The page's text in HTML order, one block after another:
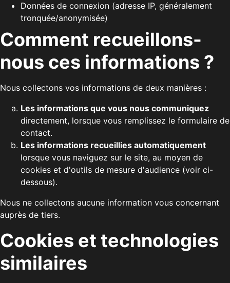
Données de connexion (adresse IP, généralement
tronquée/anonymisée)
Comment recueillons-
nous ces informations ?
Nous collectons vos informations de deux manières :
Les informations que vous nous communiquez
directement, lorsque vous remplissez le formulaire de
contact.
Les informations recueillies automatiquement
lorsque vous naviguez sur le site, au moyen de
cookies et d'outils de mesure d'audience (voir ci-
dessous).
Nous ne collectons aucune information vous concernant
auprès de tiers.
Cookies et technologies
similaires